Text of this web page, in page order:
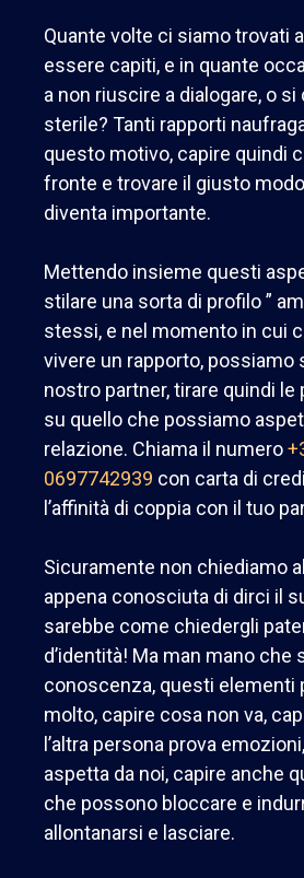
Quante volte ci siamo trovati
essere capiti, e in quante
a non riuscire a dialogare, o
sterile? Tanti rapporti
questo motivo, capire quindi
fronte e trovare il giusto
diventa importante.
Mettendo insieme questi
stilare una sorta di profilo ”
stessi, e nel momento in cui
vivere un rapporto, possiamo
nostro partner, tirare quindi
su quello che possiamo
relazione. Chiama il numero
0697742939 con carta di
l’affinità di coppia con il tuo
Sicuramente non chiediamo
appena conosciuta di dirci il
sarebbe come chiedergli
d’identità! Ma man mano che
conoscenza, questi elementi
molto, capire cosa non va,
l’altra persona prova
aspetta da noi, capire anche
che possono bloccare e
allontanarsi e lasciare.